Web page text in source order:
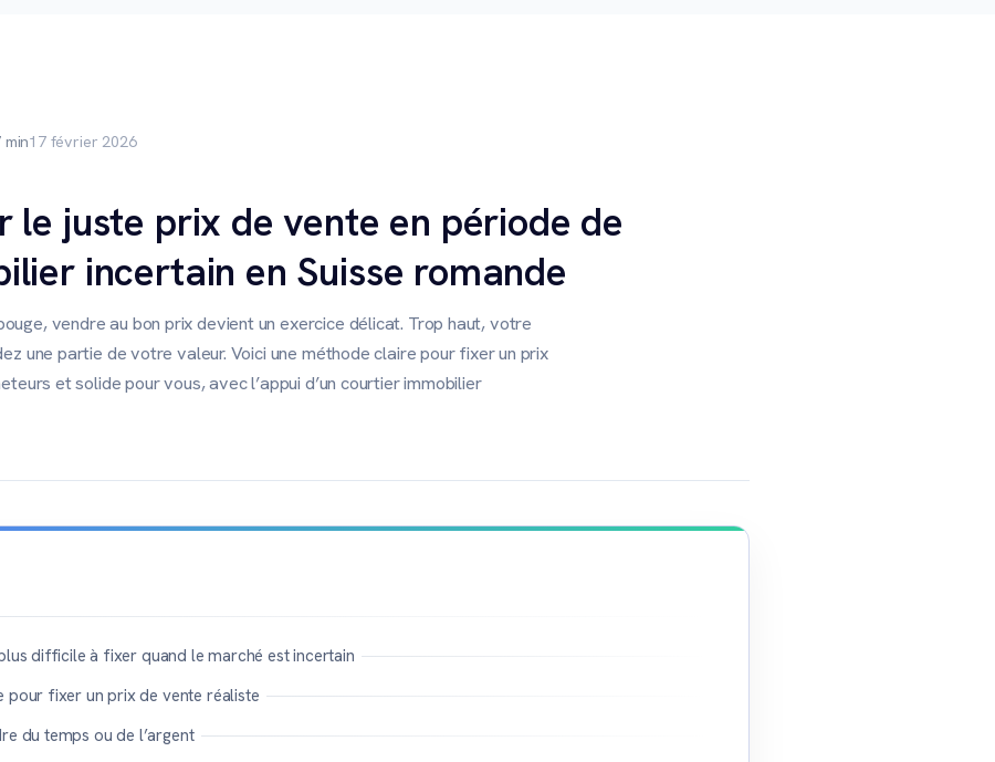
17 février 2026
le juste prix de vente en période de
incertain en Suisse romande
vendre au bon prix devient un exercice délicat. Trop haut, votre
une partie de votre valeur. Voici une méthode claire pour fixer un prix
et solide pour vous, avec l’appui d’un courtier immobilier
difficile à fixer quand le marché est incertain
pour fixer un prix de vente réaliste
du temps ou de l’argent